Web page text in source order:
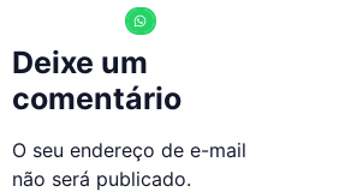
Deixe um
comentário
O seu endereço de e-mail
não será publicado.